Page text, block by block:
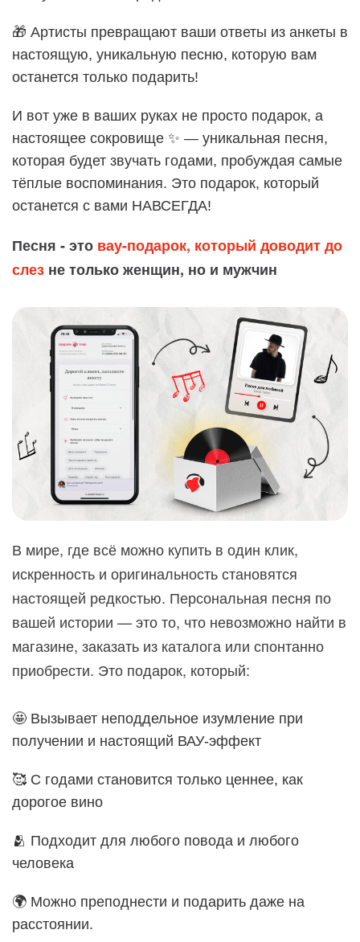
🎁 Артисты превращают ваши ответы из анкеты в
настоящую, уникальную песню, которую вам
останется только подарить!
И вот уже в ваших руках не просто подарок, а
настоящее сокровище ✨ — уникальная песня,
которая будет звучать годами, пробуждая самые
тёплые воспоминания. Это подарок, который
останется с вами НАВСЕГДА!
Песня - это вау-подарок, который доводит до
слез не только женщин, но и мужчин
В мире, где всё можно купить в один клик,
искренность и оригинальность становятся
настоящей редкостью. Персональная песня по
вашей истории — это то, что невозможно найти в
магазине, заказать из каталога или спонтанно
приобрести. Это подарок, который:
🤩 Вызывает неподдельное изумление при
получении и настоящий ВАУ-эффект
🥰 С годами становится только ценнее, как
дорогое вино
🫂 Подходит для любого повода и любого
человека
🌍 Можно преподнести и подарить даже на
расстоянии.